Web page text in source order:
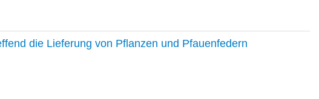
die Lieferung von Pflanzen und Pfauenfedern